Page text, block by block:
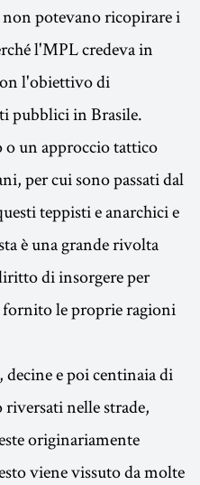
potevano ricopirare i
l'MPL credeva in
l'obiettivo di
pubblici in Brasile.
o un approccio tattico
per cui sono passati dal
teppisti e anarchici e
è una grande rivolta
di insorgere per
fornito le proprie ragioni
e poi centinaia di
nelle strade,
originariamente
viene vissuto da molte